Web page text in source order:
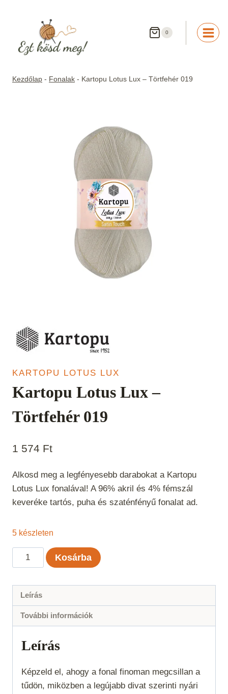
0
Kezdőlap - Fonalak - Kartopu Lotus Lux – Törtfehér 019
KARTOPU LOTUS LUX
Kartopu Lotus Lux –
Törtfehér 019
1 574 Ft
Alkosd meg a legfényesebb darabokat a Kartopu
Lotus Lux fonalával! A 96% akril és 4% fémszál
keveréke tartós, puha és szaténfényű fonalat ad.
5 készleten
Kartopu
Lotus
Törtfehér
Kosárba
Leírás
További információk
Leírás
Képzeld el, ahogy a fonal finoman megcsillan a
tűdön, miközben a legújabb divat szerinti nyári